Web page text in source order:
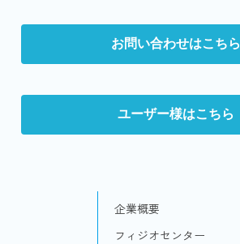
お問い合わせはこちら
ユーザー様はこちら
企業概要
フィジオセンター